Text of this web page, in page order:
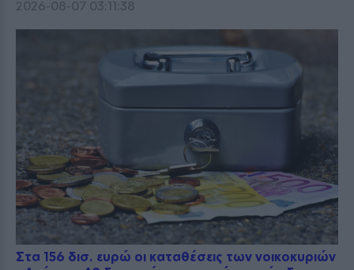
2026-08-07 03:11:38
Στα 156 δισ. ευρώ οι καταθέσεις των νοικοκυριών